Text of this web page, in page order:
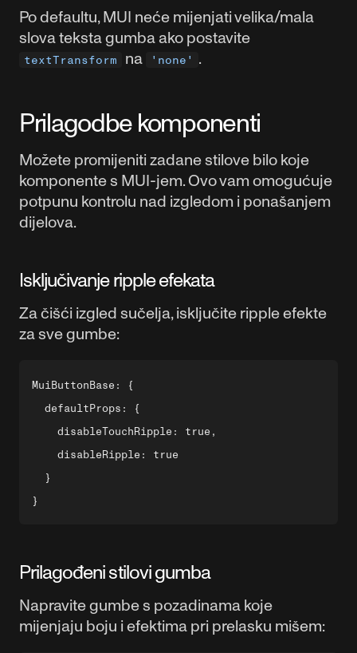
Po defaultu, MUI neće mijenjati velika/mala
slova teksta gumba ako postavite
textTransform na 'none' .
Prilagodbe komponenti
Možete promijeniti zadane stilove bilo koje
komponente s MUI-jem. Ovo vam omogućuje
potpunu kontrolu nad izgledom i ponašanjem
dijelova.
Isključivanje ripple efekata
Za čišći izgled sučelja, isključite ripple efekte
za sve gumbe:
MuiButtonBase: {
  defaultProps: {
    disableTouchRipple: true,
    disableRipple: true
  }
Prilagođeni stilovi gumba
Napravite gumbe s pozadinama koje
mijenjaju boju i efektima pri prelasku mišem: